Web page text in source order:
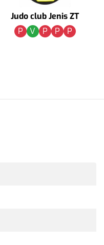
Judo club Jenis ZT
P
V P P P